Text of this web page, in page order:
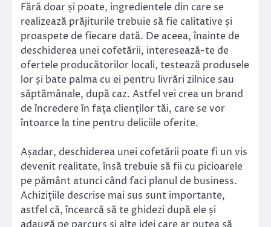
Fără doar și poate, ingredientele din care se
realizează prăjiturile trebuie să fie calitative și
proaspete de fiecare dată. De aceea, înainte de
deschiderea unei cofetării, interesează-te de
ofertele producătorilor locali, testează produsele
lor și bate palma cu ei pentru livrări zilnice sau
săptămânale, după caz. Astfel vei crea un brand
de încredere în fața clienților tăi, care se vor
întoarce la tine pentru deliciile oferite.
Așadar, deschiderea unei cofetării poate fi un vis
devenit realitate, însă trebuie să fii cu picioarele
pe pământ atunci când faci planul de business.
Achizițiile descrise mai sus sunt importante,
astfel că, încearcă să te ghidezi după ele și